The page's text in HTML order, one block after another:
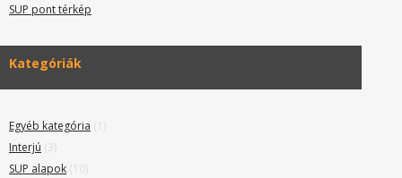
SUP pont térkép
Kategóriák
Egyéb kategória (1)
Interjú (3)
SUP alapok (10)